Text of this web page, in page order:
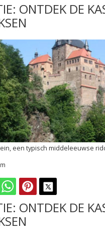
ONTDEK DE
een typisch middeleeuwse
LINKEDINWHATSAPPPINTEREST
ONTDEK DE